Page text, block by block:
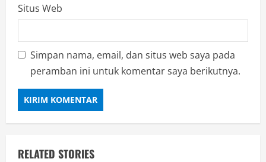
Situs Web
Simpan nama, email, dan situs web saya pada
peramban ini untuk komentar saya berikutnya.
RELATED STORIES